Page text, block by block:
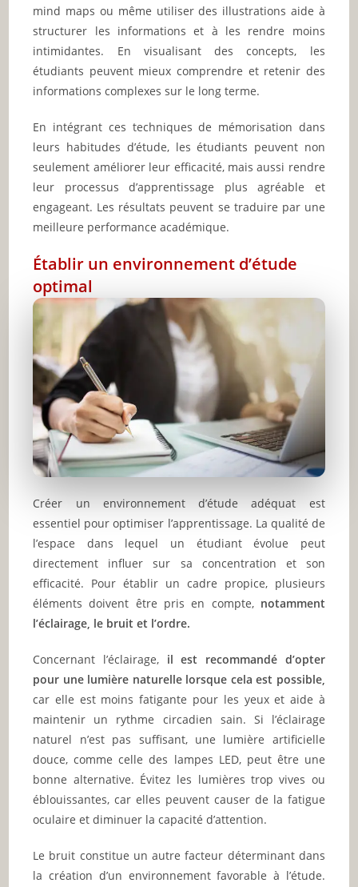
mind maps ou même utiliser des illustrations aide à
structurer les informations et à les rendre moins
intimidantes. En visualisant des concepts, les
étudiants peuvent mieux comprendre et retenir des
informations complexes sur le long terme.
En intégrant ces techniques de mémorisation dans
leurs habitudes d’étude, les étudiants peuvent non
seulement améliorer leur efficacité, mais aussi rendre
leur processus d’apprentissage plus agréable et
engageant. Les résultats peuvent se traduire par une
meilleure performance académique.
Établir un environnement d’étude
optimal
Créer un environnement d’étude adéquat est
essentiel pour optimiser l’apprentissage. La qualité de
l’espace dans lequel un étudiant évolue peut
directement influer sur sa concentration et son
efficacité. Pour établir un cadre propice, plusieurs
éléments doivent être pris en compte, notamment
l’éclairage, le bruit et l’ordre.
Concernant l’éclairage, il est recommandé d’opter
pour une lumière naturelle lorsque cela est possible,
car elle est moins fatigante pour les yeux et aide à
maintenir un rythme circadien sain. Si l’éclairage
naturel n’est pas suffisant, une lumière artificielle
douce, comme celle des lampes LED, peut être une
bonne alternative. Évitez les lumières trop vives ou
éblouissantes, car elles peuvent causer de la fatigue
oculaire et diminuer la capacité d’attention.
Le bruit constitue un autre facteur déterminant dans
la création d’un environnement favorable à l’étude.